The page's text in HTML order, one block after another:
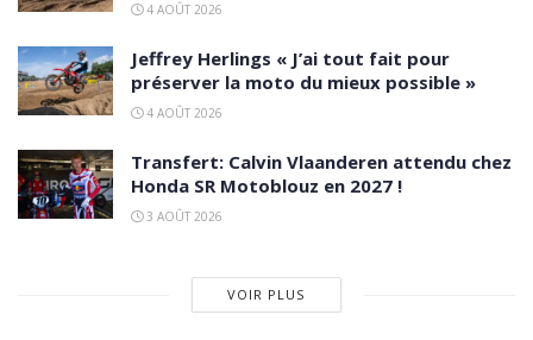
4 AOÛT 2026
Jeffrey Herlings « J’ai tout fait pour
préserver la moto du mieux possible »
4 AOÛT 2026
Transfert: Calvin Vlaanderen attendu chez
Honda SR Motoblouz en 2027 !
3 AOÛT 2026
VOIR PLUS